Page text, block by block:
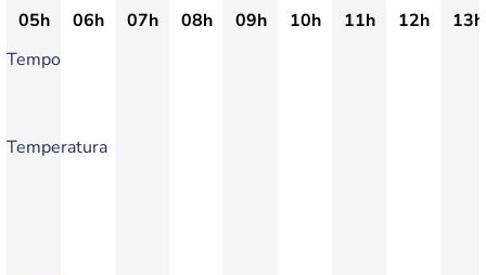
05h 06h 07h 08h 09h 10h 11h 12h
13h
Tempo
Temperatura